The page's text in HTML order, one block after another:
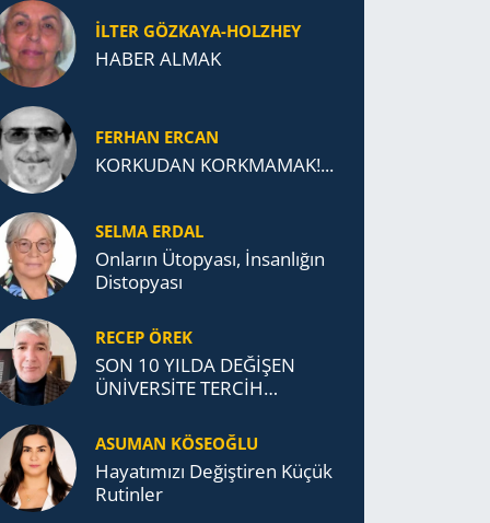
İLTER GÖZKAYA-HOLZHEY
HABER ALMAK
FERHAN ERCAN
KORKUDAN KORKMAMAK!...
SELMA ERDAL
Onların Ütopyası, İnsanlığın
Distopyası
RECEP ÖREK
SON 10 YILDA DEĞİŞEN
ÜNİVERSİTE TERCİH
ASUMAN KÖSEOĞLU
Ha­ya­tı­mı­zı De­ğiş­ti­ren Küçük
Ru­tin­ler